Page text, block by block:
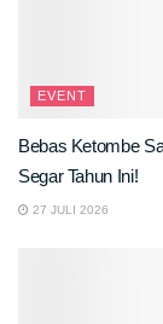
EVENT
Bebas Ketombe
Segar Tahun Ini!
27 JULI 2026